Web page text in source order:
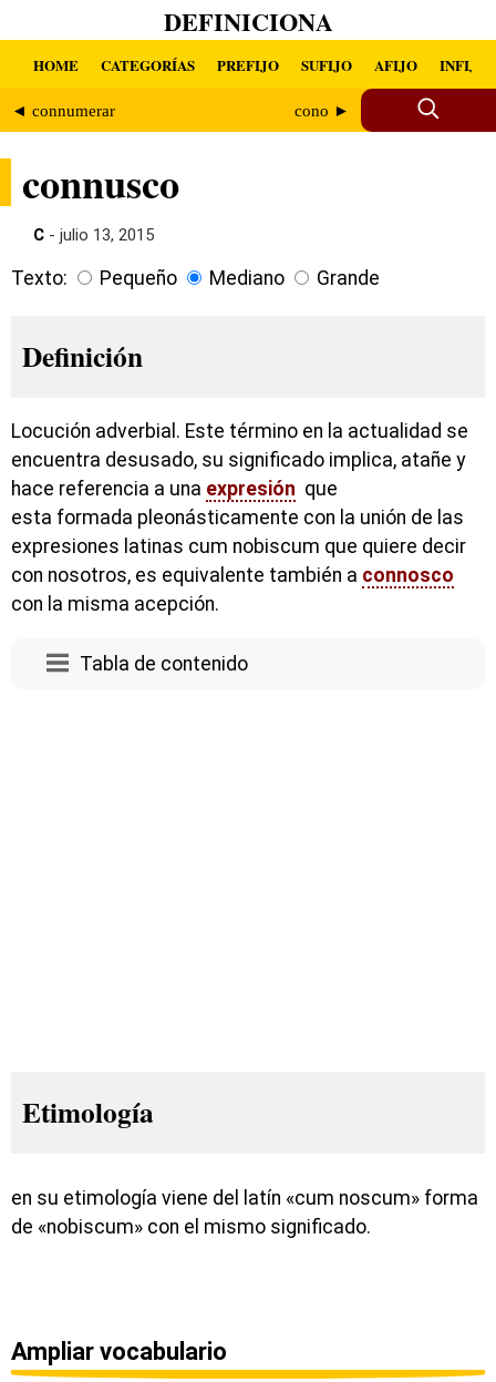
DEFINICIONA
HOME CATEGORÍAS PREFIJO SUFIJO AFIJO INFIJO
◄ connumerar cono ►
connusco
C - julio 13, 2015
Texto: Pequeño Mediano Grande
Definición
Locución adverbial. Este término en la actualidad se
encuentra desusado, su significado implica, atañe y
hace referencia a una expresión que
esta formada pleonásticamente con la unión de las
expresiones latinas cum nobiscum que quiere decir
con nosotros, es equivalente también a connosco
con la misma acepción.
Tabla de contenido
Etimología
en su etimología viene del latín «cum noscum» forma
de «nobiscum» con el mismo significado.
Ampliar vocabulario